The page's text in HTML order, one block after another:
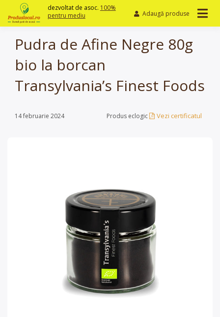
content
dezvoltat de asoc. 100%
pentru mediu
Adaugă produse
Pudra de Afine Negre 80g
bio la borcan
Transylvania’s Finest Foods
14 februarie 2024 Produs eclogic Vezi certificatul